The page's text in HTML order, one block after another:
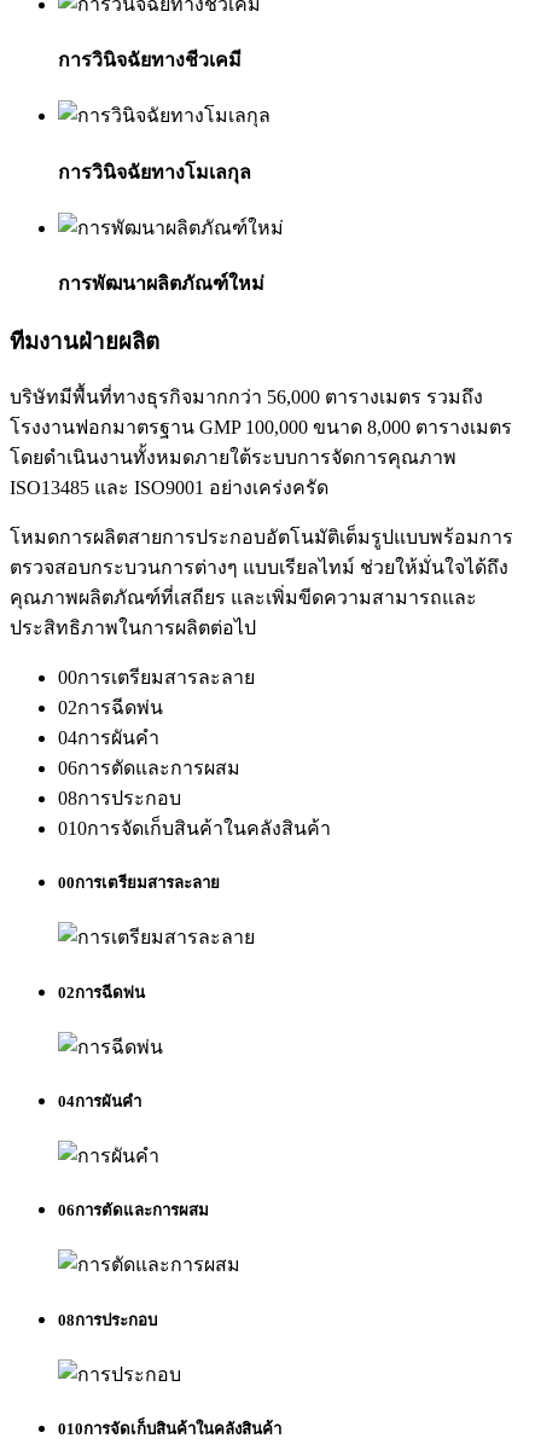
การวินิจฉัยทางชีวเคมี
การวินิจฉัยทางโมเลกุล
การพัฒนาผลิตภัณฑ์ใหม่
ทีมงานฝ่ายผลิต
บริษัทมีพื้นที่ทางธุรกิจมากกว่า 56,000 ตารางเมตร รวมถึง
โรงงานฟอกมาตรฐาน GMP 100,000 ขนาด 8,000 ตารางเมตร
โดยดำเนินงานทั้งหมดภายใต้ระบบการจัดการคุณภาพ
ISO13485 และ ISO9001 อย่างเคร่งครัด
โหมดการผลิตสายการประกอบอัตโนมัติเต็มรูปแบบพร้อมการ
ตรวจสอบกระบวนการต่างๆ แบบเรียลไทม์ ช่วยให้มั่นใจได้ถึง
คุณภาพผลิตภัณฑ์ที่เสถียร และเพิ่มขีดความสามารถและ
ประสิทธิภาพในการผลิตต่อไป
00การเตรียมสารละลาย
02การฉีดพ่น
04การผันคำ
06การตัดและการผสม
08การประกอบ
010การจัดเก็บสินค้าในคลังสินค้า
00การเตรียมสารละลาย
02การฉีดพ่น
04การผันคำ
06การตัดและการผสม
08การประกอบ
010การจัดเก็บสินค้าในคลังสินค้า